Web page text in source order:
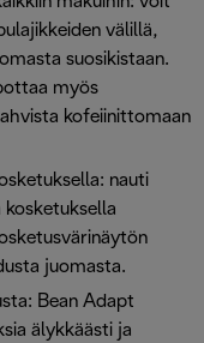
välillä,
suosikistaan.
myös
kofeiinittomaan
nauti
kosketuksella
juomasta.
Bean Adapt
älykkäästi ja